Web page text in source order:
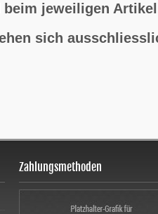
jeweiligen
sich
Zahlungsmethoden